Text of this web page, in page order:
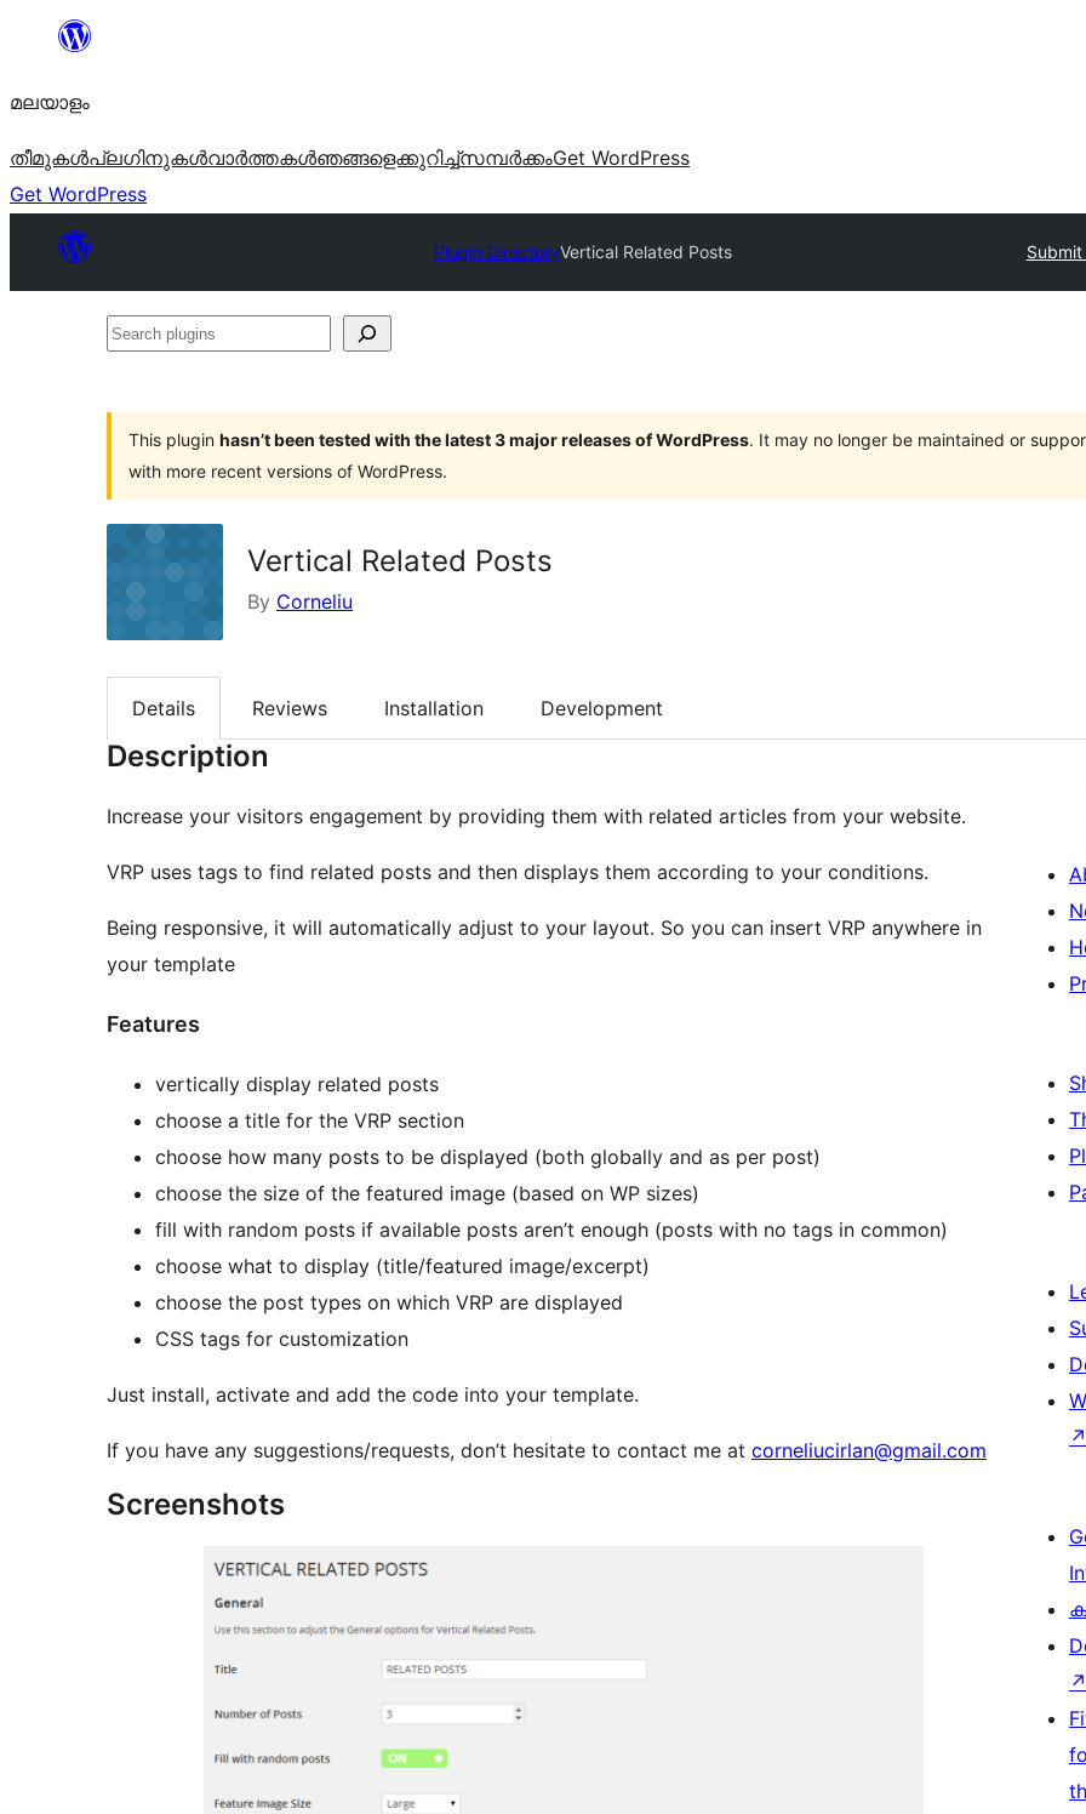
ഉള്ളടക്കത്തിലേക്ക്
മലയാളം
തീമുകൾപ്ലഗിനുകൾവാര്‍ത്തകള്‍ഞങ്ങളെക്കുറിച്ച്സമ്പര്‍ക്കംGet WordPress
Get WordPress
Plugin DirectoryVertical Related Posts
Search
This plugin hasn’t been tested with the latest 3 major releases of WordPress. It may no longer be maintained or
with more recent versions of WordPress.
Vertical Related Posts
By Corneliu
Details Reviews Installation Development
Description
Increase your visitors engagement by providing them with related articles from your website.
VRP uses tags to find related posts and then displays them according to your conditions.
Being responsive, it will automatically adjust to your layout. So you can insert VRP anywhere in
your template
Features
vertically display related posts
choose a title for the VRP section
choose how many posts to be displayed (both globally and as per post)
choose the size of the featured image (based on WP sizes)
fill with random posts if available posts aren’t enough (posts with no tags in common)
choose what to display (title/featured image/excerpt)
choose the post types on which VRP are displayed
CSS tags for customization
Just install, activate and add the code into your template.
If you have any suggestions/requests, don’t hesitate to contact me at corneliucirlan@gmail.com
Screenshots
↗
↗